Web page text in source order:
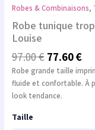
Robes & Combinaisons,
Robe tunique
Louise
97.00€ 77.60€
Robe grande taille
fluide et confortable. À
look tendance.
Taille